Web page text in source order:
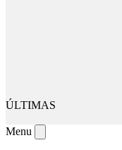
ÚLTIMAS
Menu